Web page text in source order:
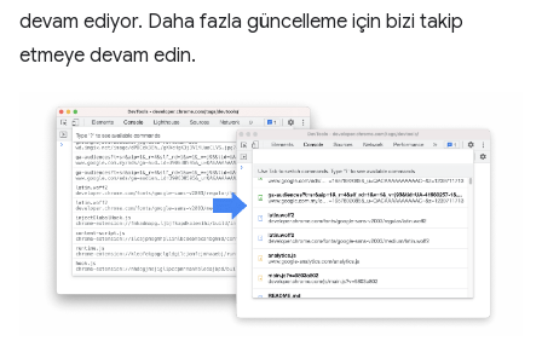
devam ediyor. Daha fazla güncelleme için bizi takip
etmeye devam edin.